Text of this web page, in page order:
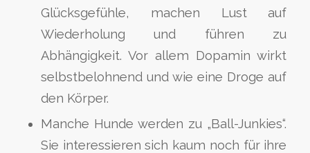
Glücksgefühle, machen Lust auf
Wiederholung und führen zu
Abhängigkeit. Vor allem Dopamin wirkt
selbstbelohnend und wie eine Droge auf
den Körper.
Manche Hunde werden zu „Ball-Junkies“.
Sie interessieren sich kaum noch für ihre